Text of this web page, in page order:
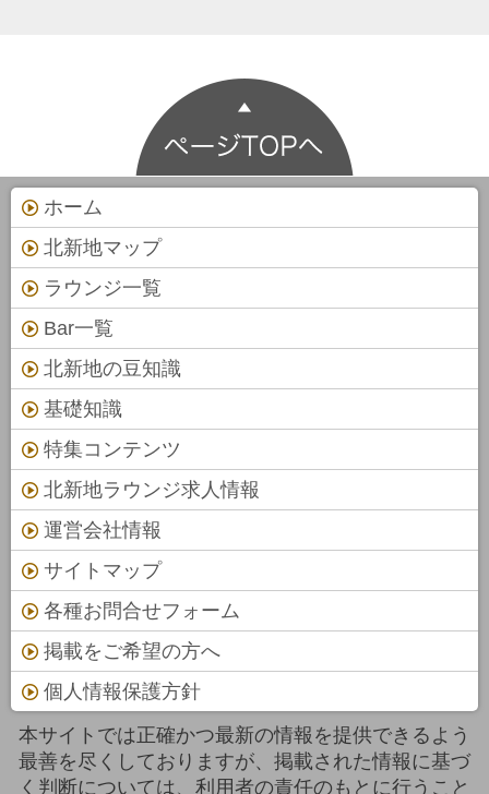
ホーム
北新地マップ
ラウンジ一覧
Bar一覧
北新地の豆知識
基礎知識
特集コンテンツ
北新地ラウンジ求人情報
運営会社情報
サイトマップ
各種お問合せフォーム
掲載をご希望の方へ
個人情報保護方針
本サイトでは正確かつ最新の情報を提供できるよう
最善を尽くしておりますが、掲載された情報に基づ
く判断については、利用者の責任のもとに行うこと